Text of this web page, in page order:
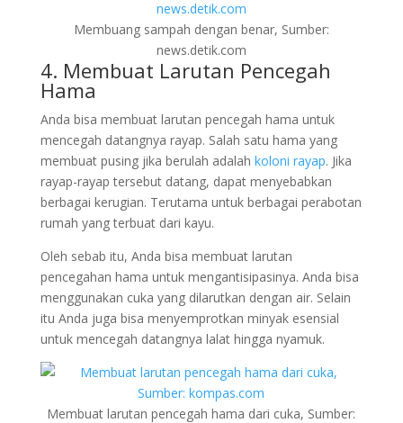
Membuang sampah dengan benar, Sumber:
news.detik.com
4. Membuat Larutan Pencegah
Hama
Anda bisa membuat larutan pencegah hama untuk
mencegah datangnya rayap. Salah satu hama yang
membuat pusing jika berulah adalah koloni rayap. Jika
rayap-rayap tersebut datang, dapat menyebabkan
berbagai kerugian. Terutama untuk berbagai perabotan
rumah yang terbuat dari kayu.
Oleh sebab itu, Anda bisa membuat larutan
pencegahan hama untuk mengantisipasinya. Anda bisa
menggunakan cuka yang dilarutkan dengan air. Selain
itu Anda juga bisa menyemprotkan minyak esensial
untuk mencegah datangnya lalat hingga nyamuk.
Membuat larutan pencegah hama dari cuka, Sumber: